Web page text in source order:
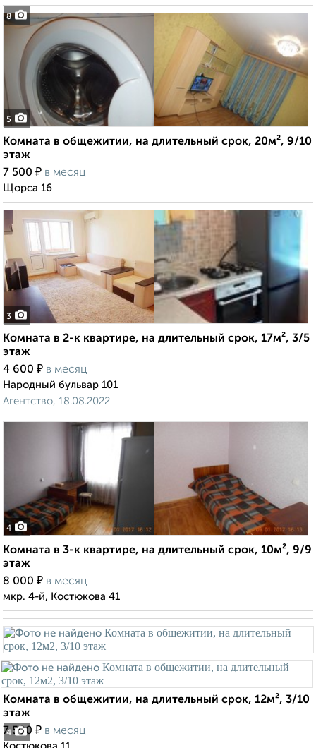
8
5
Комната в общежитии, на длительный срок, 20м², 9/10
этаж
7 500 ₽ в месяц
Щорса 16
3
Комната в 2-к квартире, на длительный срок, 17м², 3/5
этаж
4 600 ₽ в месяц
Народный бульвар 101
Агентство, 18.08.2022
4
Комната в 3-к квартире, на длительный срок, 10м², 9/9
этаж
8 000 ₽ в месяц
мкр. 4-й, Костюкова 41
4
Комната в общежитии, на длительный срок, 12м², 3/10
этаж
7 500 ₽ в месяц